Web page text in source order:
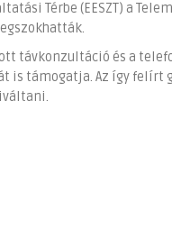
Térbe (EESZT) a
távkonzultáció és a
is támogatja. Az így felírt